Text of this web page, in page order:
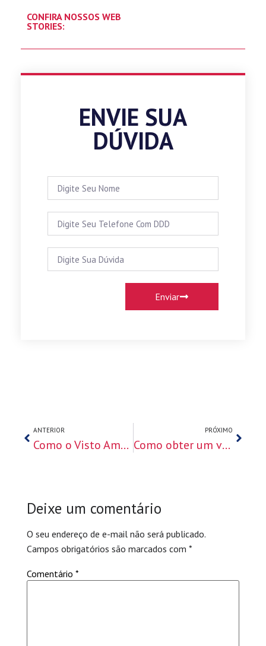
CONFIRA NOSSOS WEB
STORIES:
ENVIE SUA
DÚVIDA
Enviar
ANTERIOR
Como o Visto Americano pode beneficiar a sua carreira
PRÓXIMO
Como obter um visto americano de trabalho nos Estados Unidos
Deixe um comentário
O seu endereço de e-mail não será publicado.
Campos obrigatórios são marcados com *
Comentário *